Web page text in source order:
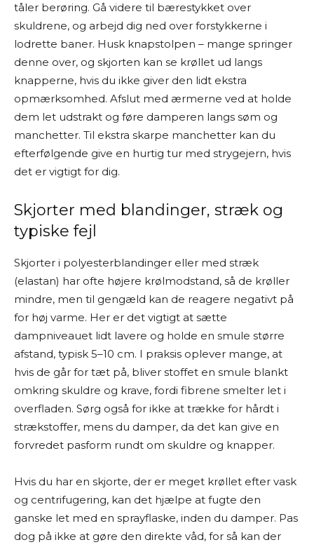
tåler berøring. Gå videre til bærestykket over
skuldrene, og arbejd dig ned over forstykkerne i
lodrette baner. Husk knapstolpen – mange springer
denne over, og skjorten kan se krøllet ud langs
knapperne, hvis du ikke giver den lidt ekstra
opmærksomhed. Afslut med ærmerne ved at holde
dem let udstrakt og føre damperen langs søm og
manchetter. Til ekstra skarpe manchetter kan du
efterfølgende give en hurtig tur med strygejern, hvis
det er vigtigt for dig.
Skjorter med blandinger, stræk og
typiske fejl
Skjorter i polyesterblandinger eller med stræk
(elastan) har ofte højere krølmodstand, så de krøller
mindre, men til gengæld kan de reagere negativt på
for høj varme. Her er det vigtigt at sætte
dampniveauet lidt lavere og holde en smule større
afstand, typisk 5–10 cm. I praksis oplever mange, at
hvis de går for tæt på, bliver stoffet en smule blankt
omkring skuldre og krave, fordi fibrene smelter let i
overfladen. Sørg også for ikke at trække for hårdt i
strækstoffer, mens du damper, da det kan give en
forvredet pasform rundt om skuldre og knapper.
Hvis du har en skjorte, der er meget krøllet efter vask
og centrifugering, kan det hjælpe at fugte den
ganske let med en sprayflaske, inden du damper. Pas
dog på ikke at gøre den direkte våd, for så kan der